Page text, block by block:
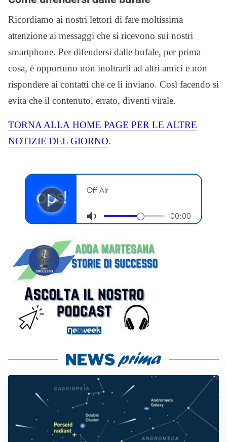
Ricordiamo ai nostri lettori di fare moltissima
attenzione ai messaggi che si ricevono sui nostri
smartphone. Per difendersi dalle bufale, per prima
cosa, è opportuno non inoltrarli ad altri amici e non
rispondere ai contatti che ce li inviano. Così facendo si
evita che il contenuto, errato, diventi virale.
TORNA ALLA HOME PAGE PER LE ALTRE
NOTIZIE DEL GIORNO.